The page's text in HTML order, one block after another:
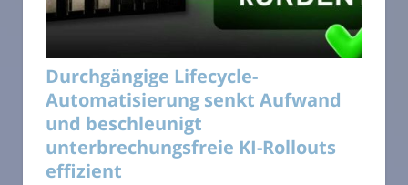
Durchgängige Lifecycle-
Automatisierung senkt Aufwand
und beschleunigt
unterbrechungsfreie KI-Rollouts
effizient